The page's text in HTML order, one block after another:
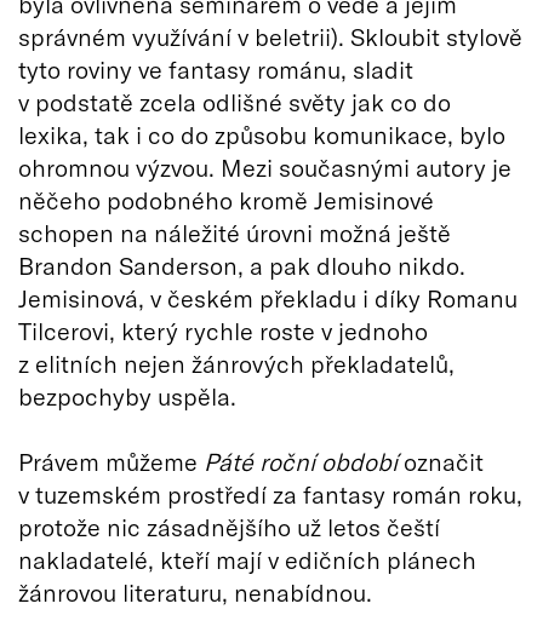
správném využívání v beletrii). Skloubit stylově
tyto roviny ve fantasy románu, sladit
v podstatě zcela odlišné světy jak co do
lexika, tak i co do způsobu komunikace, bylo
ohromnou výzvou. Mezi současnými autory je
něčeho podobného kromě Jemisinové
schopen na náležité úrovni možná ještě
Brandon Sanderson, a pak dlouho nikdo.
Jemisinová, v českém překladu i díky Romanu
Tilcerovi, který rychle roste v jednoho
z elitních nejen žánrových překladatelů,
bezpochyby uspěla.
Právem můžeme Páté roční obdobíoznačit
v tuzemském prostředí za fantasy román roku,
protože nic zásadnějšího už letos čeští
nakladatelé, kteří mají v edičních plánech
žánrovou literaturu, nenabídnou.